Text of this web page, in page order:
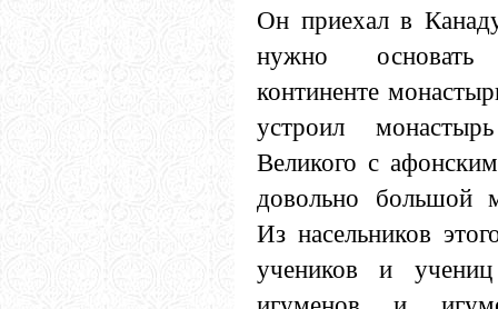
Он приехал в
нужно
континенте
устроил
Великого с
довольно большой
Из насельников
учеников и